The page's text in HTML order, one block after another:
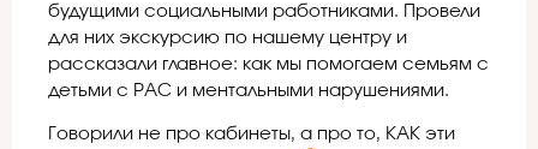
будущими социальными работниками. Провели
для них экскурсию по нашему центру и
рассказали главное: как мы помогаем семьям с
детьми с РАС и ментальными нарушениями.
Говорили не про кабинеты, а про то, КАК эти